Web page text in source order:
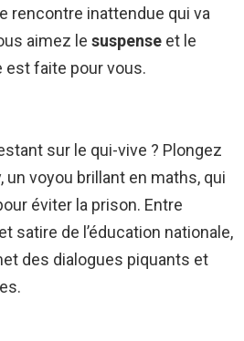
rencontre inattendue qui va
aimez le suspense et le
est faite pour vous.
sur le qui-vive ? Plongez
un voyou brillant en maths, qui
éviter la prison. Entre
et satire de l’éducation nationale,
des dialogues piquants et